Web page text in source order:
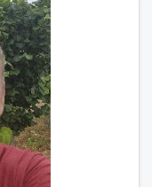
de qualités
honnête,
compréhensif : je
Mais ne vous
que
pas de seconde
».
maniaque ainsi
efforts. Rien de